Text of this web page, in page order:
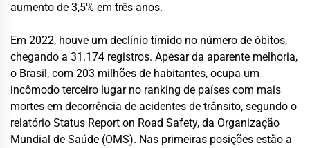
aumento de 3,5% em três anos.
Em 2022, houve um declínio tímido no número de óbitos,
chegando a 31.174 registros. Apesar da aparente melhoria,
o Brasil, com 203 milhões de habitantes, ocupa um
incômodo terceiro lugar no ranking de países com mais
mortes em decorrência de acidentes de trânsito, segundo o
relatório Status Report on Road Safety, da Organização
Mundial de Saúde (OMS). Nas primeiras posições estão a